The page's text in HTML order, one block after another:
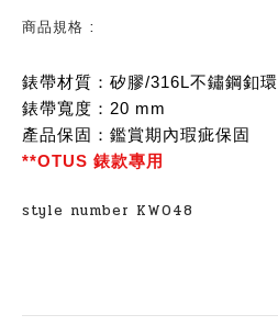
商品規格 :
錶帶材質：矽膠/316L不鏽鋼釦環
錶帶寬度：20 mm
產品保固：鑑賞期內瑕疵保固
**OTUS 錶款專用
style number KW048